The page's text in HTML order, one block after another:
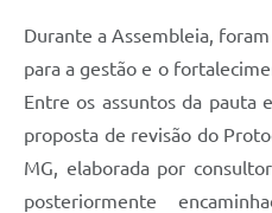
Durante a Assembleia,
para a gestão e o
Entre os assuntos da pauta
proposta de revisão do
MG, elaborada por
posteriormente